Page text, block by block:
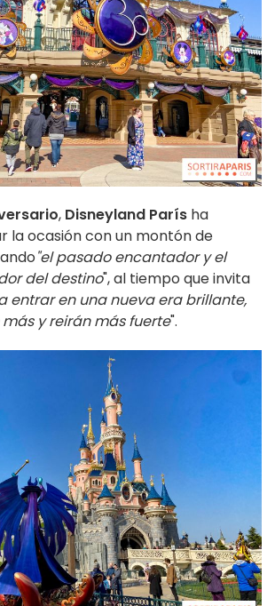
, Disneyland París ha
la ocasión con un montón de
"el pasado encantador y el
del destino", al tiempo que invita
entrar en una nueva era brillante,
y reirán más fuerte".